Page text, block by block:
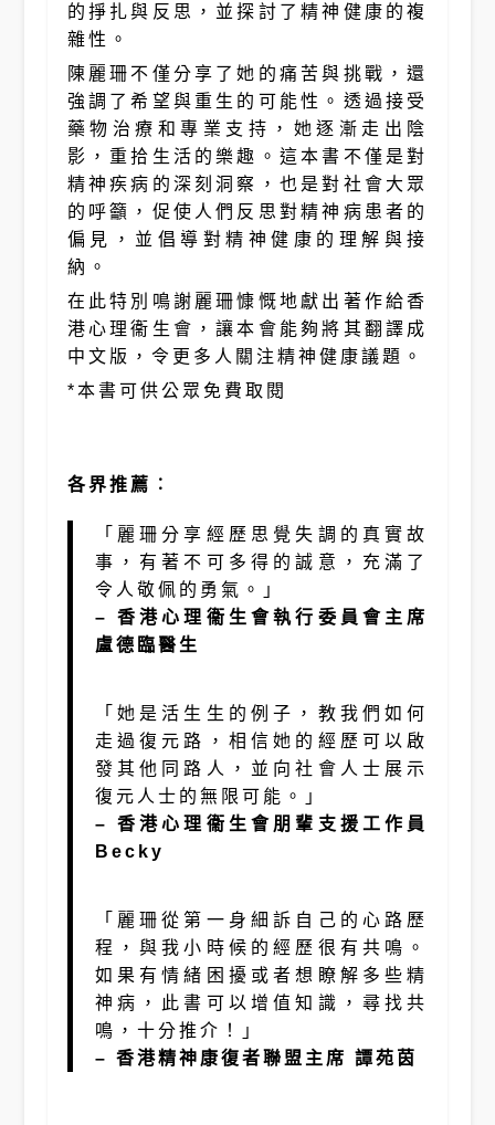
的掙扎與反思，並探討了精神健康的複
雜性。
陳麗珊不僅分享了她的痛苦與挑戰，還
強調了希望與重生的可能性。透過接受
藥物治療和專業支持，她逐漸走出陰
影，重拾生活的樂趣。這本書不僅是對
精神疾病的深刻洞察，也是對社會大眾
的呼籲，促使人們反思對精神病患者的
偏見，並倡導對精神健康的理解與接
納。
在此特別鳴謝麗珊慷慨地獻出著作給香
港心理衞生會，讓本會能夠將其翻譯成
中文版，令更多人關注精神健康議題。
*本書可供公眾免費取閱
各界推薦︰
「麗珊分享經歷思覺失調的真實故
事，有著不可多得的誠意，充滿了
令人敬佩的勇氣。」
– 香港心理衞生會執行委員會主席
盧德臨醫生
「她是活生生的例子，教我們如何
走過復元路，相信她的經歷可以啟
發其他同路人，並向社會人士展示
復元人士的無限可能。」
– 香港心理衞生會朋輩支援工作員
Becky
「麗珊從第一身細訴自己的心路歷
程，與我小時候的經歷很有共鳴。
如果有情緒困擾或者想瞭解多些精
神病，此書可以增值知識，尋找共
鳴，十分推介！」
– 香港精神康復者聯盟主席 譚苑茵